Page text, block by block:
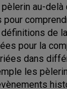
au-
de
pour la
dans
les